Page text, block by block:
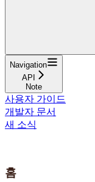
Navigation
API
Note
사용자 가이드
개발자 문서
새 소식
홈